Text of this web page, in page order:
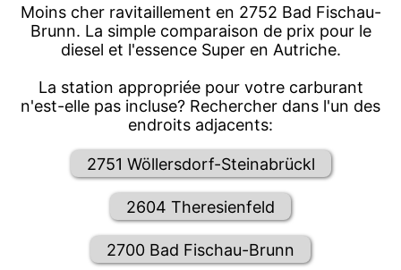
Moins cher ravitaillement en 2752 Bad Fischau-
Brunn. La simple comparaison de prix pour le
diesel et l'essence Super en Autriche.
La station appropriée pour votre carburant
n'est-elle pas incluse? Rechercher dans l'un des
endroits adjacents:
2751 Wöllersdorf-Steinabrückl
2604 Theresienfeld
2700 Bad Fischau-Brunn